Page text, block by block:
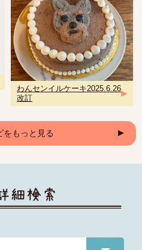
わんセンイルケーキ2025.6.26
改訂
をもっと見る